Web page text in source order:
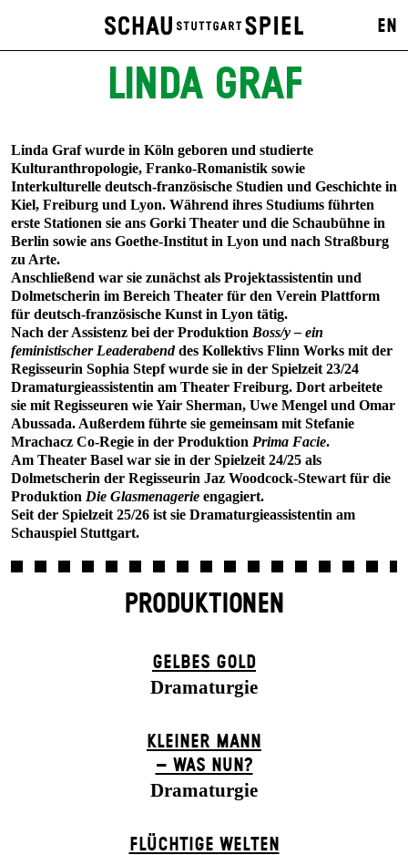
EN
LINDA GRAF
Linda Graf wurde in Köln geboren und studierte
Kulturanthropologie, Franko-Romanistik sowie
Interkulturelle deutsch-französische Studien und Geschichte in
Kiel, Freiburg und Lyon. Während ihres Studiums führten
erste Stationen sie ans Gorki Theater und die Schaubühne in
Berlin sowie ans Goethe-Institut in Lyon und nach Straßburg
zu Arte.
Anschließend war sie zunächst als Projektassistentin und
Dolmetscherin im Bereich Theater für den Verein Plattform
für deutsch-französische Kunst in Lyon tätig.
Nach der Assistenz bei der Produktion Boss/y – ein
feministischer Leaderabenddes Kollektivs Flinn Works mit der
Regisseurin Sophia Stepf wurde sie in der Spielzeit 23/24
Dramaturgieassistentin am Theater Freiburg. Dort arbeitete
sie mit Regisseuren wie Yair Sherman, Uwe Mengel und Omar
Abussada. Außerdem führte sie gemeinsam mit Stefanie
Mrachacz Co-Regie in der Produktion Prima Facie.
Am Theater Basel war sie in der Spielzeit 24/25 als
Dolmetscherin der Regisseurin Jaz Woodcock-Stewart für die
Produktion Die Glasmenagerie engagiert.
Seit der Spielzeit 25/26 ist sie Dramaturgieassistentin am
Schauspiel Stuttgart.
PRODUKTIONEN
GELBES GOLD
Dramaturgie
KLEINER MANN
– WAS NUN?
Dramaturgie
FLÜCHTIGE WELTEN